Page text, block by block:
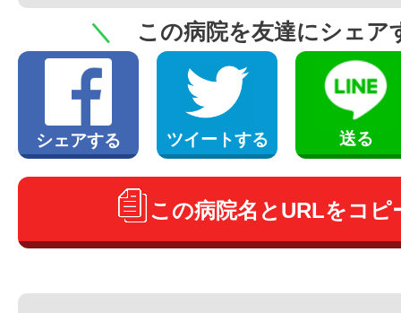
＼ この病院を友達にシェア
シェアする ツイートする 送る
この病院名とURLをコピ